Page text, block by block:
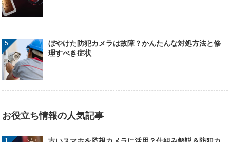
ぼやけた防犯カメラは故障？かんたんな対処方法と修
理すべき症状
お役立ち情報の人気記事